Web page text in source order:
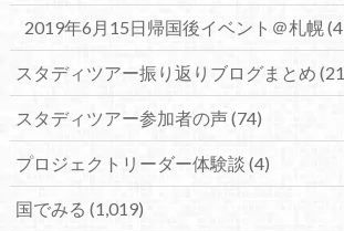
2019年6月15日帰国後イベント＠札幌
スタディツアー振り返りブログまとめ
スタディツアー参加者の声(74)
プロジェクトリーダー体験談 (4)
国でみる (1,019)